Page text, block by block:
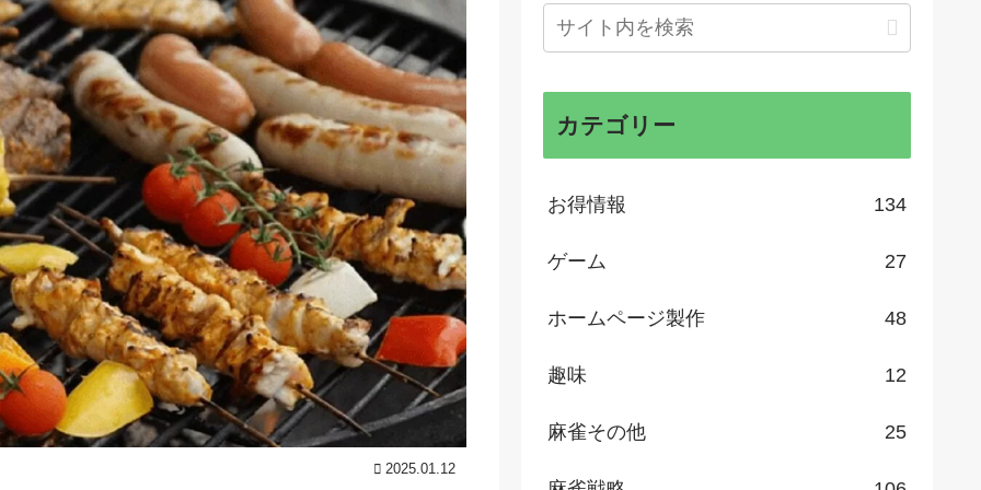
2025.01.12
カテゴリー
お得情報 134
ゲーム 27
ホームページ製作 48
趣味 12
麻雀その他 25